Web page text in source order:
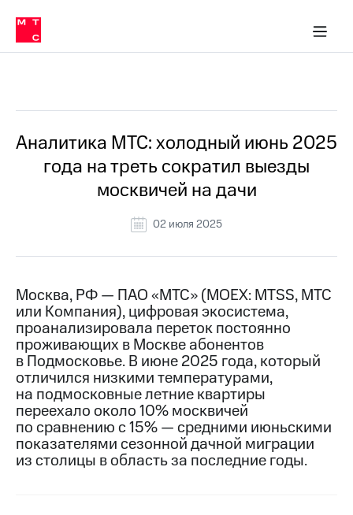
Медиа-центр
и акционерам
Устойчивое развитие
Комплаенс и деловая этика
компании
Карьера
История
компании
Руководство
информация
Контакты
Медиа-центр
Пресс-
релизы
МТС
о технологиях
Достижения
Интервью
в МТС
Пресс-
релизы
о технологиях
Аналитика МТС: холодный июнь 2025
года на треть сократил выезды
москвичей на дачи
02 июля 2025
Москва, РФ — ПАО «МТС» (MOEX: MTSS, МТС
или Компания), цифровая экосистема,
проанализировала переток постоянно
проживающих в Москве абонентов
в Подмосковье. В июне 2025 года, который
отличился низкими температурами,
на подмосковные летние квартиры
переехало около 10% москвичей
по сравнению с 15% — средними июньскими
показателями сезонной дачной миграции
из столицы в область за последние годы.